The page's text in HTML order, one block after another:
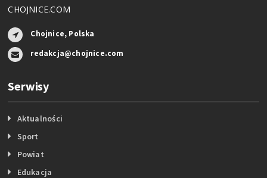
CHOJNICE.COM
Chojnice, Polska
redakcja@chojnice.com
Serwisy
Aktualności
Sport
Powiat
Edukacja